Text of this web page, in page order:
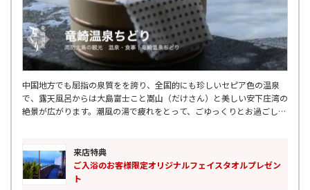
中国地方でも屈指の泉質をを誇り、全国的にも珍しいセピア色の温泉
で、露天風呂からは大島富士こと嵩山（だけさん）と美しい安下庄湾の
絶景が広がります。潮風の湯で疲れをとって、ごゆっくりとお過ごしく
来店特典
ご入浴のお客様限定オリジナルフェイスタオルプレゼン
ト